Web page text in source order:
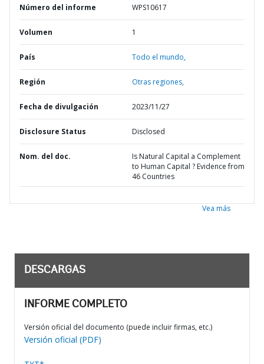
Número del informe WPS10617
Volumen 1
País Todo el mundo,
Región Otras regiones,
Fecha de divulgación 2023/11/27
Disclosure Status Disclosed
Nom. del doc.
Is Natural Capital a Complement
to Human Capital ? Evidence from
46 Countries
Vea más
DESCARGAS
INFORME COMPLETO
Versión oficial del documento (puede incluir firmas, etc.)
Versión oficial (PDF)